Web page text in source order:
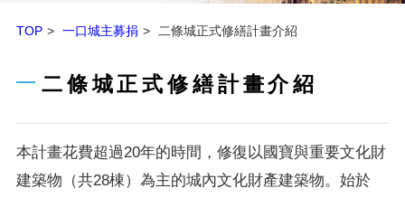
TOP 一口城主募捐 二條城正式修繕計畫介紹
二條城正式修繕計畫介紹
本計畫花費超過20年的時間，修復以國寶與重要文化財
建築物（共28棟）為主的城內文化財產建築物。始於